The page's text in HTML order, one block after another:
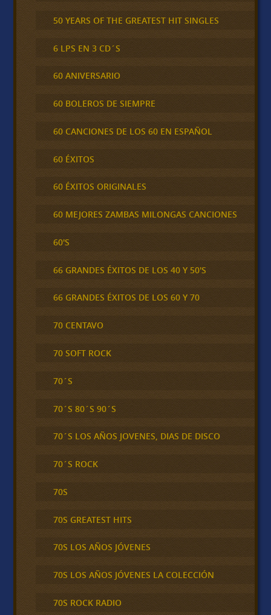
50 YEARS OF THE GREATEST HIT SINGLES
6 LPS EN 3 CD´S
60 ANIVERSARIO
60 BOLEROS DE SIEMPRE
60 CANCIONES DE LOS 60 EN ESPAÑOL
60 ÉXITOS
60 ÉXITOS ORIGINALES
60 MEJORES ZAMBAS MILONGAS CANCIONES
60'S
66 GRANDES ÉXITOS DE LOS 40 Y 50'S
66 GRANDES ÉXITOS DE LOS 60 Y 70
70 CENTAVO
70 SOFT ROCK
70´S
70´S 80´S 90´S
70´S LOS AÑOS JOVENES, DIAS DE DISCO
70´S ROCK
70S
70S GREATEST HITS
70S LOS AÑOS JÓVENES
70S LOS AÑOS JÓVENES LA COLECCIÓN
70S ROCK RADIO